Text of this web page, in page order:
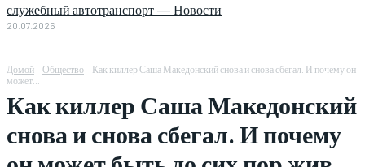
Домой Общество
Как киллер Саша Македонский снова и снова сбегал. И почему он
может...
Как киллер Саша Македонский
снова и снова сбегал. И почему
служебный автотранспорт — Новости
20.07.2026